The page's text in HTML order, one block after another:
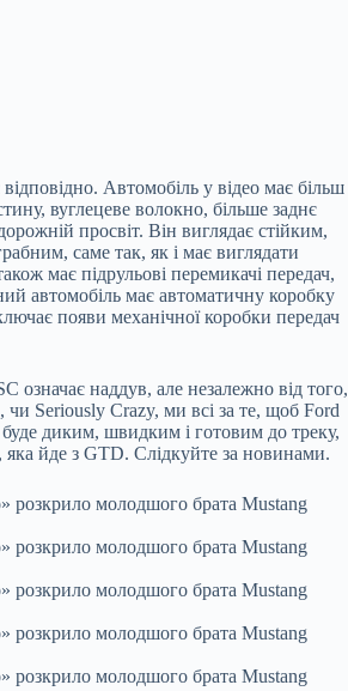
відповідно. Автомобіль у відео має більш
вуглецеве волокно, більше заднє
просвіт. Він виглядає стійким,
саме так, як і має виглядати
має підрульові перемикачі передач,
автомобіль має автоматичну коробку
появи механічної коробки передач
означає наддув, але незалежно від того,
Seriously Crazy, ми всі за те, щоб Ford
диким, швидким і готовим до треку,
яка йде з GTD. Слідкуйте за новинами.